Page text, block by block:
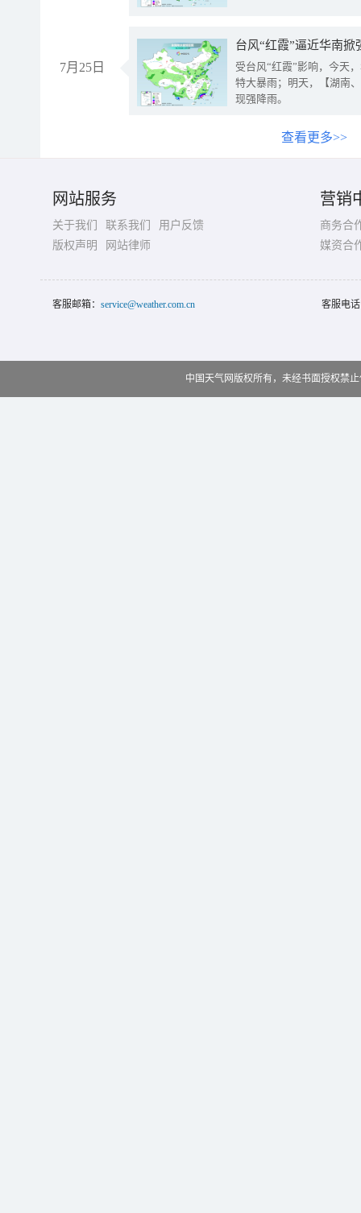
7月25日
台风“红霞”逼近华南
受台风“红霞”影响，今天
特大暴雨；明天，【湖南
现强降雨。
查看更多>>
网站服务
关于我们 联系我们
用户反馈
版权声明
网站律师
营销
商务合
媒资合
客服邮箱： service@weather.com.cn 客服电
中国天气网版权所有，未经书面授权